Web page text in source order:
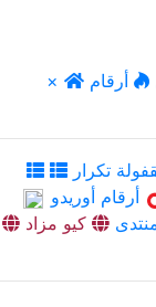
×
أرقام
تكرار
أرقام أوريدو
كيو مزاد